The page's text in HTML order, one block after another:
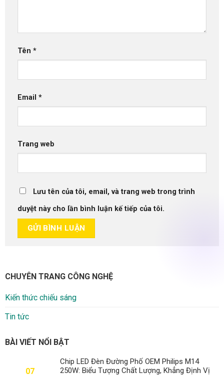
Tên *
Email *
Trang web
Lưu tên của tôi, email, và trang web trong trình
duyệt này cho lần bình luận kế tiếp của tôi.
CHUYÊN TRANG CÔNG NGHỆ
Kiến thức chiếu sáng
Tin tức
BÀI VIẾT NỔI BẬT
07
Chip LED Đèn Đường Phố OEM Philips M14
250W: Biểu Tượng Chất Lượng, Khẳng Định Vị